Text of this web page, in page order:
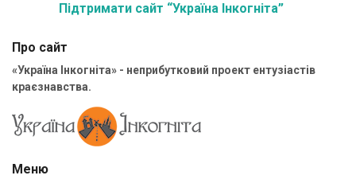
Підтримати сайт “Україна Інкогніта”
Про сайт
«Україна Інкогніта» - неприбутковий проект ентузіастів
краєзнавства.
Меню